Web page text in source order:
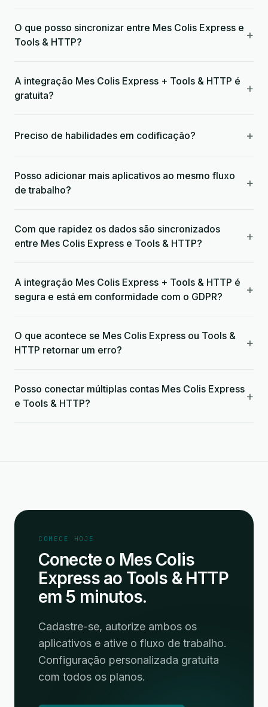
O que posso sincronizar entre Mes Colis Express e
Tools & HTTP?
+
A integração Mes Colis Express + Tools & HTTP é
gratuita?
+
Preciso de habilidades em codificação? +
Posso adicionar mais aplicativos ao mesmo fluxo
de trabalho?
+
Com que rapidez os dados são sincronizados
entre Mes Colis Express e Tools & HTTP?
+
A integração Mes Colis Express + Tools & HTTP é
segura e está em conformidade com o GDPR?
+
O que acontece se Mes Colis Express ou Tools &
HTTP retornar um erro?
+
Posso conectar múltiplas contas Mes Colis Express
e Tools & HTTP?
+
COMECE HOJE
Conecte o Mes Colis
Express ao Tools & HTTP
em 5 minutos.
Cadastre-se, autorize ambos os
aplicativos e ative o fluxo de trabalho.
Configuração personalizada gratuita
com todos os planos.